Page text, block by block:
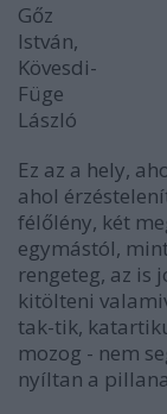
Gőz
István,
Kövesdi-
Füge
László
Ez az a hely,
ahol
félőlény, két
egymástól,
rengeteg, az is
kitölteni
tak-tik,
mozog - nem
nyíltan a